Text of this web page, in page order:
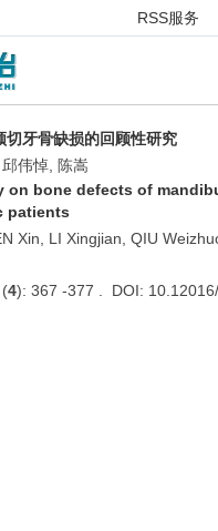
RSS服务
切牙骨缺损的回顾性研究
伟悼, 陈嵩
on bone defects of
patients
Xin, LI Xingjian, QIU
4): 367 -377 . DOI: